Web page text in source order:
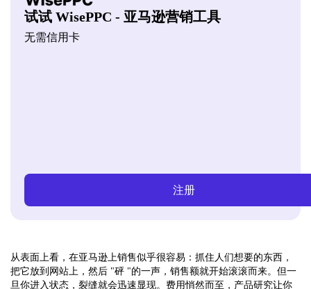
试试 WisePPC - 亚马逊营销工具
无需信用卡
注册
从表面上看，在亚马逊上销售似乎很容易：抓住人们想要的东西，
把它放到网站上，然后 "砰 "的一声，销售额就开始滚滚而来。但一
旦你进入状态，裂缝就会迅速显现。费用悄然而至，产品研究让你